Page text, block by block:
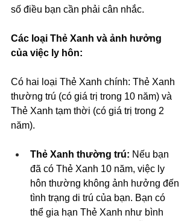
số điều bạn cần phải cân nhắc.
Các loại Thẻ Xanh và ảnh hưởng
của việc ly hôn:
Có hai loại Thẻ Xanh chính: Thẻ Xanh
thường trú (có giá trị trong 10 năm) và
Thẻ Xanh tạm thời (có giá trị trong 2
năm).
Thẻ Xanh thường trú: Nếu bạn
đã có Thẻ Xanh 10 năm, việc ly
hôn thường không ảnh hưởng đến
tình trạng di trú của bạn. Bạn có
thể gia hạn Thẻ Xanh như bình